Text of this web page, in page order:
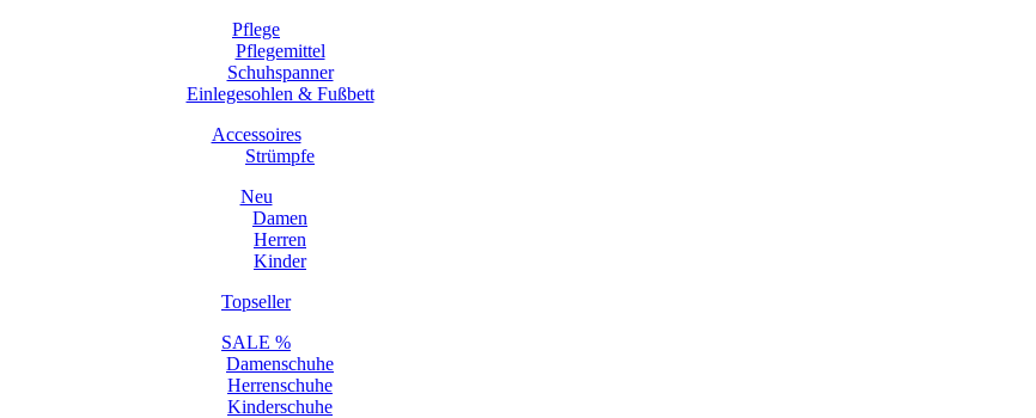
Pflege
Pflegemittel
Schuhspanner
Einlegesohlen & Fußbett
Accessoires
Strümpfe
Neu
Damen
Herren
Kinder
Topseller
SALE %
Damenschuhe
Herrenschuhe
Kinderschuhe